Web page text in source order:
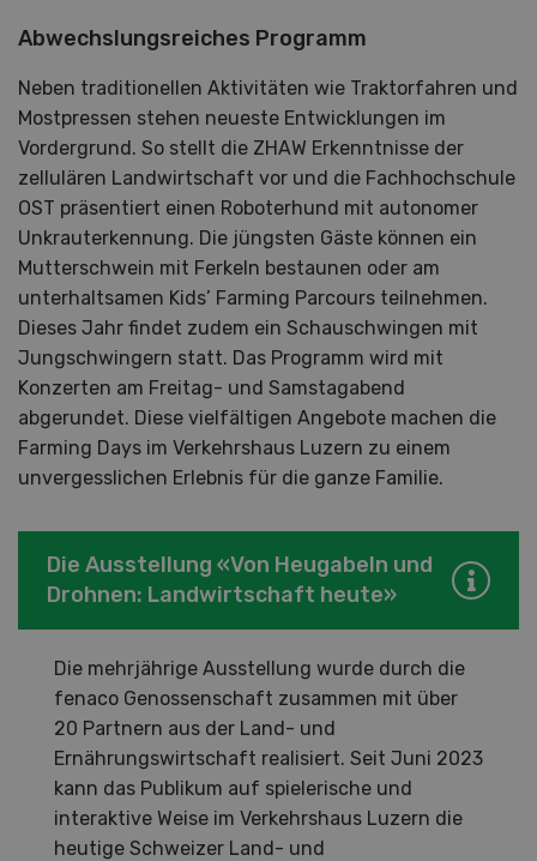
Abwechslungsreiches Programm
Neben traditionellen Aktivitäten wie Traktorfahren und
Mostpressen stehen neueste Entwicklungen im
Vordergrund. So stellt die ZHAW Erkenntnisse der
zellulären Landwirtschaft vor und die Fachhochschule
OST präsentiert einen Roboterhund mit autonomer
Unkrauterkennung. Die jüngsten Gäste können ein
Mutterschwein mit Ferkeln bestaunen oder am
unterhaltsamen Kids’ Farming Parcours teilnehmen.
Dieses Jahr findet zudem ein Schauschwingen mit
Jungschwingern statt. Das Programm wird mit
Konzerten am Freitag- und Samstagabend
abgerundet. Diese vielfältigen Angebote machen die
Farming Days im Verkehrshaus Luzern zu einem
unvergesslichen Erlebnis für die ganze Familie.
Die Ausstellung «Von Heugabeln und
Drohnen: Landwirtschaft heute»
Die mehrjährige Ausstellung wurde durch die
fenaco Genossenschaft zusammen mit über
20 Partnern aus der Land- und
Ernährungswirtschaft realisiert. Seit Juni 2023
kann das Publikum auf spielerische und
interaktive Weise im Verkehrshaus Luzern die
heutige Schweizer Land- und